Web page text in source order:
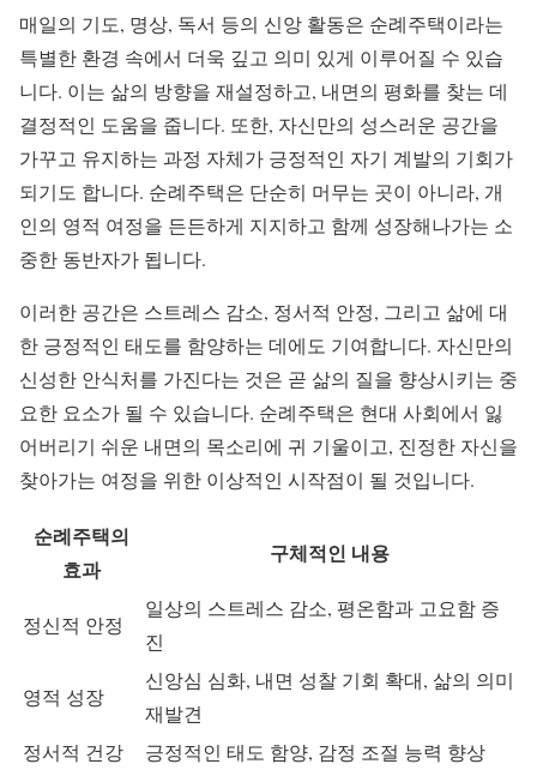
매일의 기도, 명상, 독서 등의 신앙 활동은 순례주택이라는
특별한 환경 속에서 더욱 깊고 의미 있게 이루어질 수 있습
니다. 이는 삶의 방향을 재설정하고, 내면의 평화를 찾는 데
결정적인 도움을 줍니다. 또한, 자신만의 성스러운 공간을
가꾸고 유지하는 과정 자체가 긍정적인 자기 계발의 기회가
되기도 합니다. 순례주택은 단순히 머무는 곳이 아니라, 개
인의 영적 여정을 든든하게 지지하고 함께 성장해나가는 소
중한 동반자가 됩니다.
이러한 공간은 스트레스 감소, 정서적 안정, 그리고 삶에 대
한 긍정적인 태도를 함양하는 데에도 기여합니다. 자신만의
신성한 안식처를 가진다는 것은 곧 삶의 질을 향상시키는 중
요한 요소가 될 수 있습니다. 순례주택은 현대 사회에서 잃
어버리기 쉬운 내면의 목소리에 귀 기울이고, 진정한 자신을
찾아가는 여정을 위한 이상적인 시작점이 될 것입니다.
순례주택의
효과
구체적인 내용
정신적 안정
일상의 스트레스 감소, 평온함과 고요함 증
진
영적 성장
신앙심 심화, 내면 성찰 기회 확대, 삶의 의미
재발견
정서적 건강
긍정적인 태도 함양, 감정 조절 능력 향상